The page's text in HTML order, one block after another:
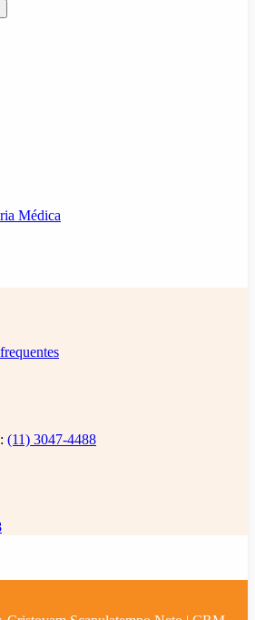
Médica
(11) 3047-4488